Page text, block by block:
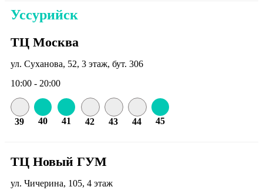
Уссурийск
ТЦ Москва
ул. Суханова, 52, 3 этаж, бут. 306
10:00 - 20:00
39 40 41 42 43 44 45
ТЦ Новый ГУМ
ул. Чичерина, 105, 4 этаж